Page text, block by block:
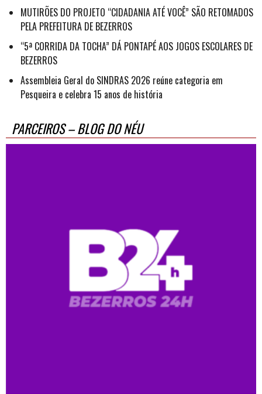
MUTIRÕES DO PROJETO “CIDADANIA ATÉ VOCÊ” SÃO RETOMADOS
PELA PREFEITURA DE BEZERROS
“5ª CORRIDA DA TOCHA” DÁ PONTAPÉ AOS JOGOS ESCOLARES DE
BEZERROS
Assembleia Geral do SINDRAS 2026 reúne categoria em
Pesqueira e celebra 15 anos de história
PARCEIROS – BLOG DO NÉU